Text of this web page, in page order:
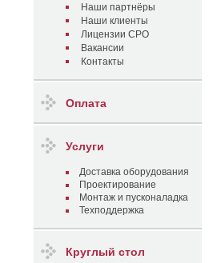
Наши партнёры
Наши клиенты
Лицензии СРО
Вакансии
Контакты
Оплата
Услуги
Доставка оборудования
Проектирование
Монтаж и пусконаладка
Техподдержка
Круглый стол